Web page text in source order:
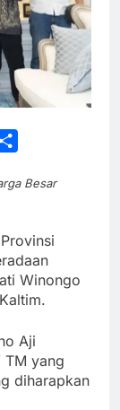
Besar
Winongo
Aji
TM yang
diharapkan